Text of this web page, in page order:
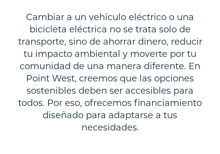
Cambiar a un vehículo eléctrico o una
bicicleta eléctrica no se trata solo de
transporte, sino de ahorrar dinero, reducir
tu impacto ambiental y moverte por tu
comunidad de una manera diferente. En
Point West, creemos que las opciones
sostenibles deben ser accesibles para
todos. Por eso, ofrecemos financiamiento
diseñado para adaptarse a tus
necesidades.